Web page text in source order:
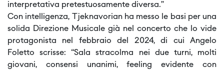
interpretativa pretestuosamente diversa.”
Con intelligenza, Tjeknavorian ha messo le basi per una
solida Direzione Musicale già nel concerto che lo vide
protagonista nel febbraio del 2024, di cui Angelo
Foletto scrisse: “Sala stracolma nei due turni, molti
giovani, consensi unanimi, feeling evidente con